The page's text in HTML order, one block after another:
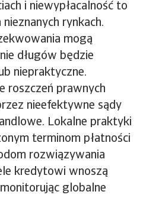
i niewypłacalność to
rynkach.
mogą
długów będzie
niepraktyczne.
roszczeń prawnych
nieefektywne sądy
Lokalne praktyki
terminom płatności
rozwiązywania
kredytowi wnoszą
globalne